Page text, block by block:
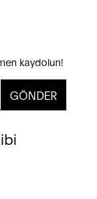
kaydolun!
GÖNDER